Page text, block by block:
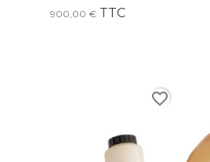
900,00 € TTC
favorite_border